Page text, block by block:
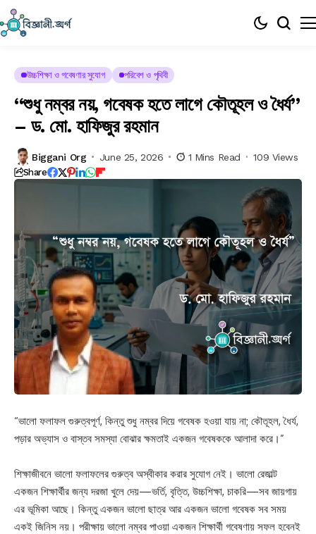
উচ্চশিক্ষা ও গবেষণার সুযোগ পরিবেশ ও পৃথিবী
“শুধু নম্বর নয়, গবেষক হতে লাগে কৌতূহল ও ধৈর্য”
– ড. মো. হাফিজুর রহমান
Biggani Org June 25, 2026 1 Mins Read 109 Views
Share
“ভালো ফলাফল গুরুত্বপূর্ণ, কিন্তু শুধু নম্বর দিয়ে গবেষক হওয়া যায় না; কৌতূহল, ধৈর্য,
পড়ার অভ্যাস ও বাস্তব সমস্যা বোঝার ক্ষমতাই একজন গবেষককে আলাদা করে।”
শিক্ষাজীবনে ভালো ফলাফলের গুরুত্ব অস্বীকার করার সুযোগ নেই। ভালো রেজাল্ট
একজন শিক্ষার্থীর জন্য দরজা খুলে দেয়—ভর্তি, বৃত্তি, উচ্চশিক্ষা, চাকরি—সব জায়গায়
এর ভূমিকা আছে। কিন্তু একজন ভালো ছাত্র আর একজন ভালো গবেষক সব সময়
একই জিনিস নয়। পরীক্ষায় ভালো নম্বর পাওয়া একজন শিক্ষার্থী গবেষণায় সফল হবেনই